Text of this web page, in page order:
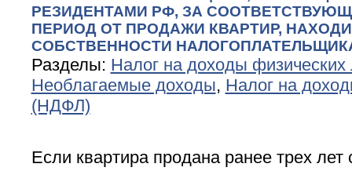
РЕЗИДЕНТАМИ РФ, ЗА
ПЕРИОД ОТ ПРОДАЖИ КВАРТИР,
СОБСТВЕННОСТИ
Разделы: Налог на доходы физических
Необлагаемые доходы, Налог на
(НДФЛ)
Если квартира продана ранее трех лет